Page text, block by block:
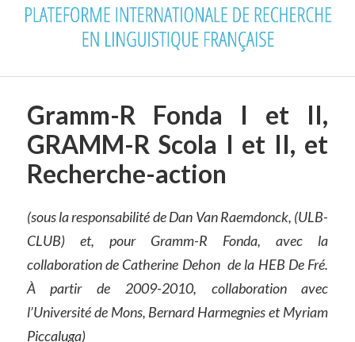
Gramm-R Fonda I et II,
GRAMM-R Scola I et II, et
Recherche-action
(sous la responsabilité de Dan Van Raemdonck, (ULB-
CLUB) et, pour Gramm-R Fonda, avec la
collaboration de Catherine Dehon de la HEB De Fré.
À partir de 2009-2010, collaboration avec
l’Université de Mons, Bernard Harmegnies et Myriam
Piccaluga)